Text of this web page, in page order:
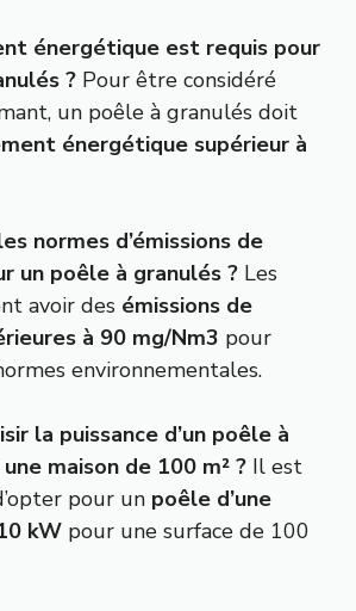
énergétique est requis pour
? Pour être considéré
un poêle à granulés doit
énergétique supérieur à
normes d’émissions de
un poêle à granulés ? Les
avoir des émissions de
à 90 mg/Nm3 pour
environnementales.
la puissance d’un poêle à
maison de 100 m² ? Il est
pour un poêle d’une
kW pour une surface de 100